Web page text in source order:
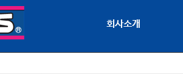
회사소개